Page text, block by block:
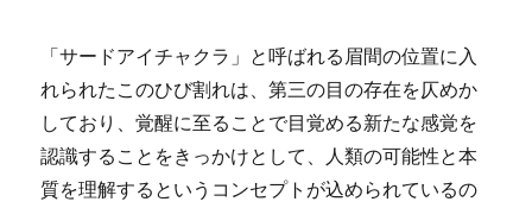
「サードアイチャクラ」と呼ばれる眉間の位置に入
れられたこのひび割れは、第三の目の存在を仄めか
しており、覚醒に至ることで目覚める新たな感覚を
認識することをきっかけとして、人類の可能性と本
質を理解するというコンセプトが込められているの